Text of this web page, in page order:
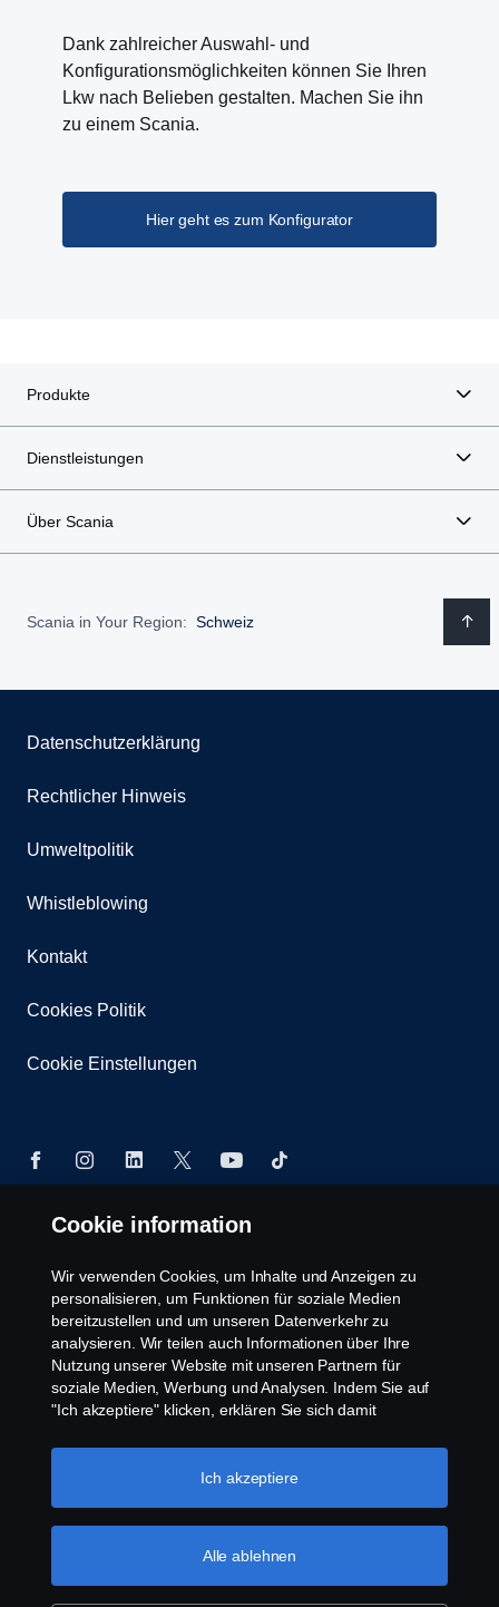
Dank zahlreicher Auswahl- und
Konfigurationsmöglichkeiten können Sie Ihren
Lkw nach Belieben gestalten. Machen Sie ihn
zu einem Scania.
Hier geht es zum Konfigurator
Produkte
Dienstleistungen
Über Scania
Scania in Your Region: Schweiz
Datenschutzerklärung
Rechtlicher Hinweis
Umweltpolitik
Whistleblowing
Kontakt
Cookies Politik
Cookie Einstellungen
CV AB (publ), SE-151 87 Södertälje, Sweden, Tel:
+46-8-55 38 10 00, Fax: +46-8-55 38 10 37.
Cookie information
Wir verwenden Cookies, um Inhalte und Anzeigen zu
personalisieren, um Funktionen für soziale Medien
bereitzustellen und um unseren Datenverkehr zu
analysieren. Wir teilen auch Informationen über Ihre
Nutzung unserer Website mit unseren Partnern für
soziale Medien, Werbung und Analysen. Indem Sie auf
"Ich akzeptiere" klicken, erklären Sie sich damit
Informationen weitergegeben werden. Sie können Ihre
Cookies auch verwalten, indem Sie auf die "Cookie-
bitte unseren Abschnitt über Cookies, den Sie durch
Klicken auf den Link unter diesem Text finden
Alle ablehnen
Ich akzeptiere